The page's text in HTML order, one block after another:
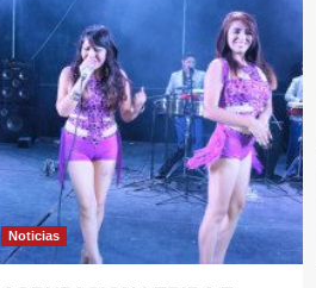
DEL
AMOR
vuelan
alto
con
«TRAICIONERA»
Noticias